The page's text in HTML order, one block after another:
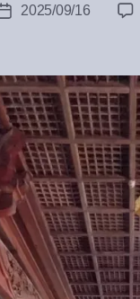
Post2025/09/16